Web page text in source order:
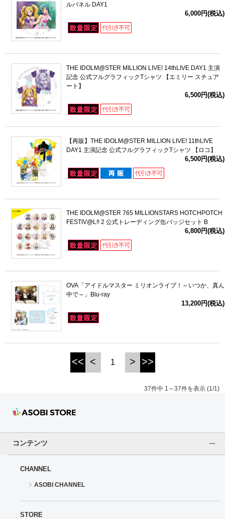
ルパネル DAY1
6,000円(税込)
THE IDOLM@STER MILLION LIVE! 14thLIVE DAY1 主演
記念 公式フルグラフィックTシャツ 【エミリー スチュア
ート】
6,500円(税込)
【再販】THE IDOLM@STER MILLION LIVE! 11thLIVE
DAY1 主演記念 公式フルグラフィックTシャツ 【ロコ】
6,500円(税込)
THE IDOLM@STER 765 MILLIONSTARS HOTCHPOTCH
FESTIV@L!! 2 公式トレーディング缶バッジセット B
6,800円(税込)
OVA「アイドルマスター ミリオンライブ！～いつか、真ん
中で～」Blu-ray
13,200円(税込)
<< < 1 > >>
37件中 1～37件を表示 (1/1)
コンテンツ
CHANNEL
ASOBI CHANNEL
STORE